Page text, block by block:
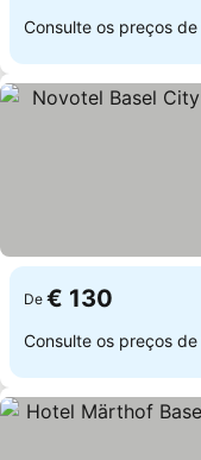
Consulte os preços de
De € 130
Consulte os preços de